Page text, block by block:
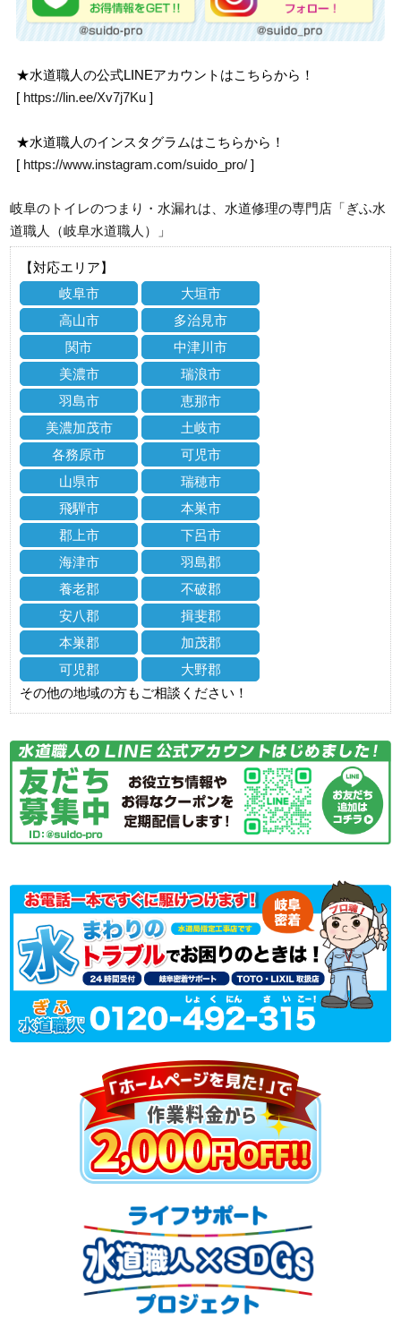
★水道職人の公式LINEアカウントはこちらから！
[ https://lin.ee/Xv7j7Ku ]
★水道職人のインスタグラムはこちらから！
[ https://www.instagram.com/suido_pro/ ]
岐阜のトイレのつまり・水漏れは、水道修理の専門店「ぎふ水
道職人（岐阜水道職人）」
【対応エリア】
岐阜市
大垣市
高山市
多治見市
関市
中津川市
美濃市
瑞浪市
羽島市
恵那市
美濃加茂市
土岐市
各務原市
可児市
山県市
瑞穂市
飛騨市
本巣市
郡上市
下呂市
海津市
羽島郡
養老郡
不破郡
安八郡
揖斐郡
本巣郡
加茂郡
可児郡
大野郡
その他の地域の方もご相談ください！